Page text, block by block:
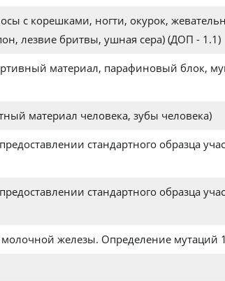
с корешками, ногти, окурок,
лезвие бритвы, ушная сера) (ДОП - 1.1)
материал, парафиновый блок,
материал человека, зубы человека)
стандартного образца
стандартного образца
железы. Определение мутаций